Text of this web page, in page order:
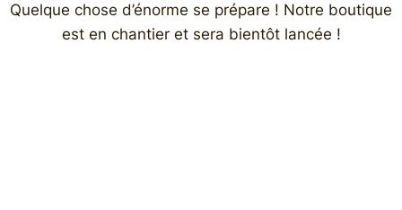
Quelque chose d’énorme se prépare ! Notre boutique
est en chantier et sera bientôt lancée !